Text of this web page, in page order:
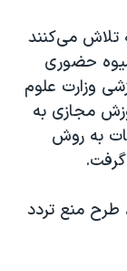
تلاش می‌کنند
شیوه حضوری
وزارت علوم
مجازی به
به روش
طرح منع تردد